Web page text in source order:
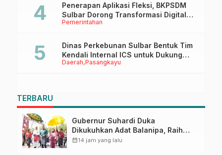
Pemerintahan
Penerapan Aplikasi Fleksi, BKPSDM
Sulbar Dorong Transformasi Digital
Sistem Kehadiran ASN
Daerah Pasangkayu
Dinas Perkebunan Sulbar Bentuk Tim
Kendali Internal ICS untuk Dukung
Sertifikasi ISPO Pekebun di
TERBARU
Gubernur Suhardi Duka
Dikukuhkan Adat Balanipa, Raih
Gelar Sulo Tappidena
calendar_month14 jam yang lalu